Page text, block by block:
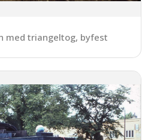
med triangeltog, byfest